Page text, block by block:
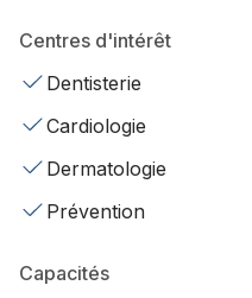
Centres d'intérêt
Dentisterie
Cardiologie
Dermatologie
Prévention
Capacités